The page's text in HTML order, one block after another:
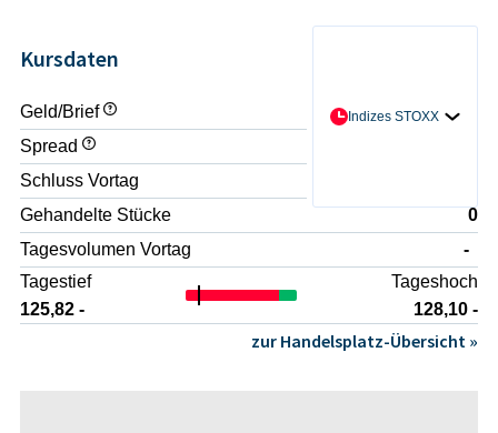
Kursdaten
Indizes STOXX
Geld/Brief
- / -
Spread
Schluss Vortag
Gehandelte Stücke
0
Tagesvolumen Vortag
-
Tagestief
125,82 -
Tageshoch
128,10 -
zur Handelsplatz-Übersicht »